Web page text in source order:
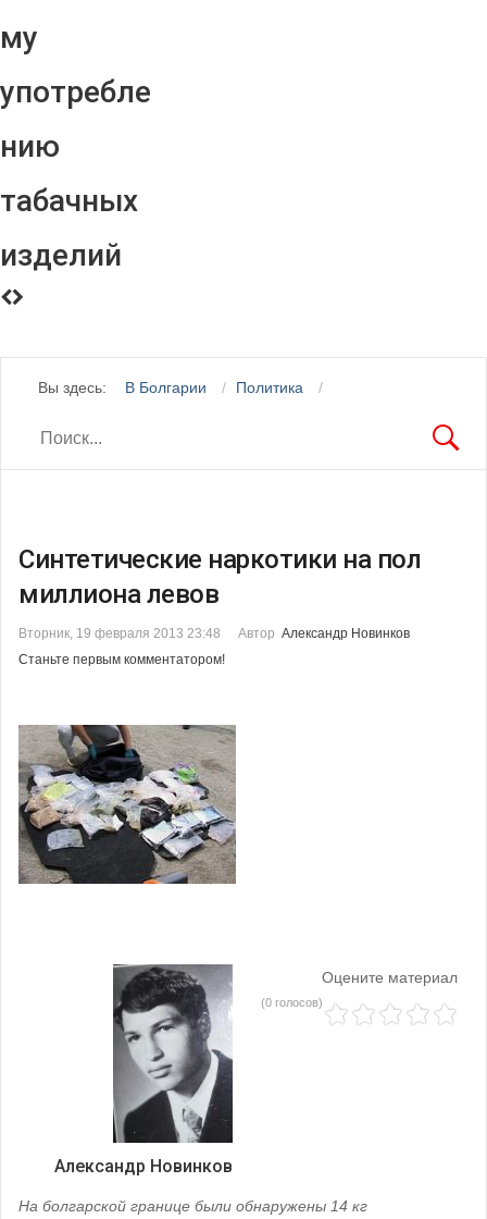
му
употребле
нию
табачных
изделий
Вы здесь: В Болгарии Политика
Синтетические наркотики на пол
миллиона левов
Вторник, 19 февраля 2013 23:48 Автор Александр Новинков
Станьте первым комментатором!
Александр Новинков
Оцените материал
(0 голосов)
На болгарской границе были обнаружены 14 кг